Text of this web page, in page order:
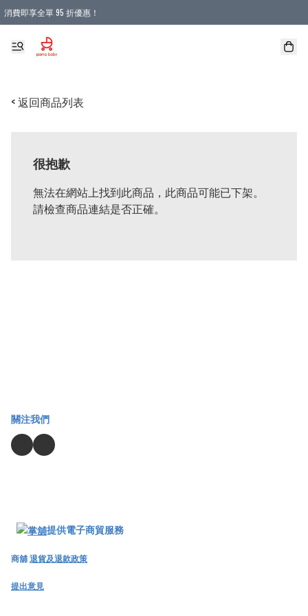
消費即享全單 95 折優惠！
購物滿 HKD 900.00即享免運費優惠！（適用於 本地送貨、本地取貨 )
< 返回商品列表
很抱歉
無法在網站上找到此商品，此商品可能已下架。
請檢查商品連結是否正確。
關注我們
提供電子商貿服務
商舖退貨及退款政策
提出意見